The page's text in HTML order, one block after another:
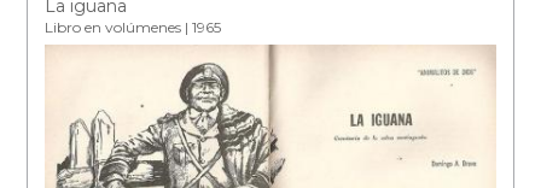
La iguana
Libro en volúmenes | 1965